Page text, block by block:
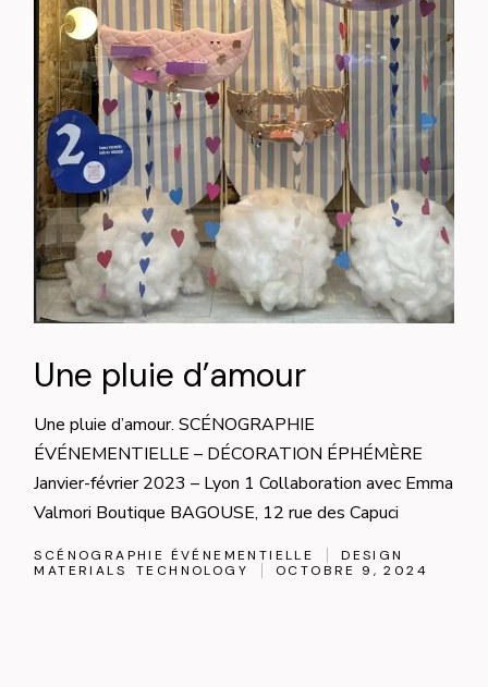
Une pluie d’amour
Une pluie d’amour. SCÉNOGRAPHIE
ÉVÉNEMENTIELLE – DÉCORATION ÉPHÉMÈRE
Janvier-février 2023 – Lyon 1 Collaboration avec Emma
Valmori Boutique BAGOUSE, 12 rue des Capuci
SCÉNOGRAPHIE ÉVÉNEMENTIELLE
DESIGN
MATERIALS
TECHNOLOGY OCTOBRE 9, 2024